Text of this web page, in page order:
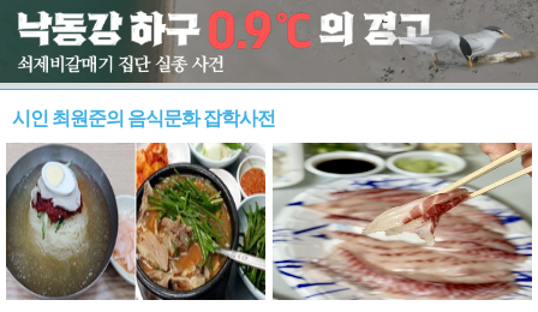
시인 최원준의 음식문화 잡학사전